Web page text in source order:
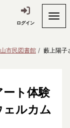
ログイン
市民図書館 藪上陽子
ト体験
ルカム